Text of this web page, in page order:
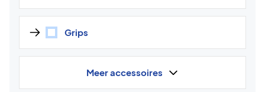
Grips
Meer accessoires